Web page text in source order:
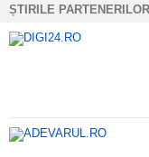
ȘTIRILE